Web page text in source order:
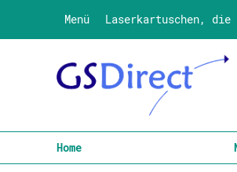
Menü Laserkartuschen,
Home